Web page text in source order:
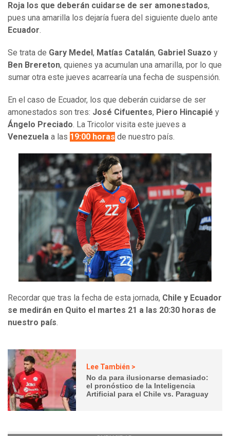
Roja los que deberán cuidarse de ser amonestados,
pues una amarilla los dejaría fuera del siguiente duelo ante
Ecuador.
Se trata de Gary Medel , Matías Catalán, Gabriel Suazo y
Ben Brereton, quienes ya acumulan una amarilla, por lo que
sumar otra este jueves acarrearía una fecha de suspensión.
En el caso de Ecuador, los que deberán cuidarse de ser
amonestados son tres: José Cifuentes, Piero Hincapié y
Ángelo Preciado. La Tricolor visita este jueves a
Venezuela a las 19:00 horas de nuestro país.
Recordar que tras la fecha de esta jornada, Chile y Ecuador
se medirán en Quito el martes 21 a las 20:30 horas de
nuestro país.
Lee También >
No da para ilusionarse demasiado:
el pronóstico de la Inteligencia
Artificial para el Chile vs. Paraguay